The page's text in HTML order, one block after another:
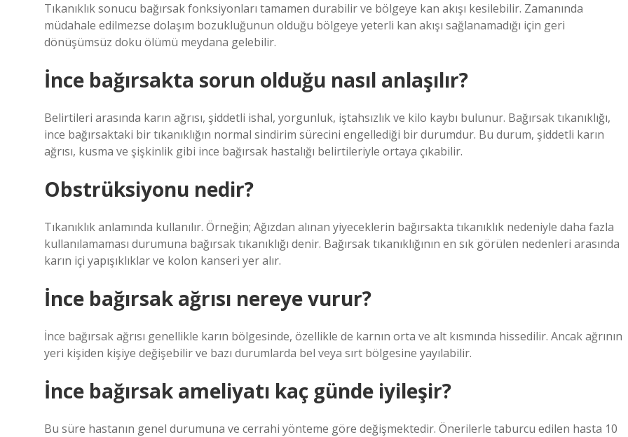
Tıkanıklık sonucu bağırsak fonksiyonları tamamen durabilir ve bölgeye kan akışı kesilebilir. Zamanında
müdahale edilmezse dolaşım bozukluğunun olduğu bölgeye yeterli kan akışı sağlanamadığı için geri
dönüşümsüz doku ölümü meydana gelebilir.
İnce bağırsakta sorun olduğu nasıl anlaşılır?
Belirtileri arasında karın ağrısı, şiddetli ishal, yorgunluk, iştahsızlık ve kilo kaybı bulunur. Bağırsak tıkanıklığı,
ince bağırsaktaki bir tıkanıklığın normal sindirim sürecini engellediği bir durumdur. Bu durum, şiddetli karın
ağrısı, kusma ve şişkinlik gibi ince bağırsak hastalığı belirtileriyle ortaya çıkabilir.
Obstrüksiyonu nedir?
Tıkanıklık anlamında kullanılır. Örneğin; Ağızdan alınan yiyeceklerin bağırsakta tıkanıklık nedeniyle daha fazla
kullanılamaması durumuna bağırsak tıkanıklığı denir. Bağırsak tıkanıklığının en sık görülen nedenleri arasında
karın içi yapışıklıklar ve kolon kanseri yer alır.
İnce bağırsak ağrısı nereye vurur?
İnce bağırsak ağrısı genellikle karın bölgesinde, özellikle de karnın orta ve alt kısmında hissedilir. Ancak ağrının
yeri kişiden kişiye değişebilir ve bazı durumlarda bel veya sırt bölgesine yayılabilir.
İnce bağırsak ameliyatı kaç günde iyileşir?
Bu süre hastanın genel durumuna ve cerrahi yönteme göre değişmektedir. Önerilerle taburcu edilen hasta 10